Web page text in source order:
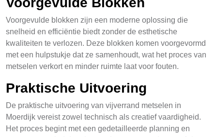
Voorgevulde blokken zijn een moderne oplossing die
snelheid en efficiëntie biedt zonder de esthetische
kwaliteiten te verlozen. Deze blokken komen voorgevormd
met een hulpstukje dat ze samenhoudt, wat het proces van
metselen verkort en minder ruimte laat voor fouten.
Praktische Uitvoering
De praktische uitvoering van vijverrand metselen in
Moerdijk vereist zowel technisch als creatief vaardigheid.
Het proces begint met een gedetailleerde planning en